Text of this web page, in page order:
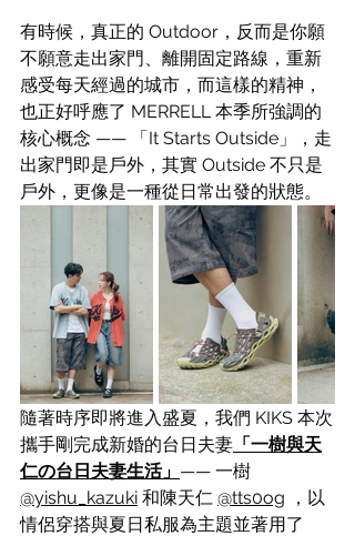
有時候，真正的 Outdoor，反而是你願
不願意走出家門、離開固定路線，重新
感受每天經過的城市，而這樣的精神，
也正好呼應了 MERRELL 本季所強調的
核心概念 —— 「It Starts Outside」，走
出家門即是戶外，其實 Outside 不只是
戶外，更像是一種從日常出發的狀態。
隨著時序即將進入盛夏，我們 KIKS 本次
攜手剛完成新婚的台日夫妻 「一樹與天
仁の台日夫妻生活」 —— 一樹
@yishu_kazuki 和陳天仁 @tts0og ，以
情侶穿搭與夏日私服為主題並著用了